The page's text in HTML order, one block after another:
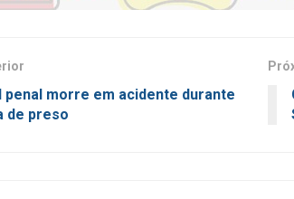
penal morre em acidente durante
de preso